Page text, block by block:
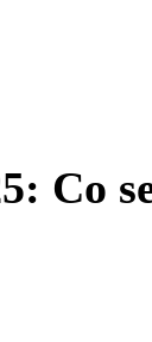
Co